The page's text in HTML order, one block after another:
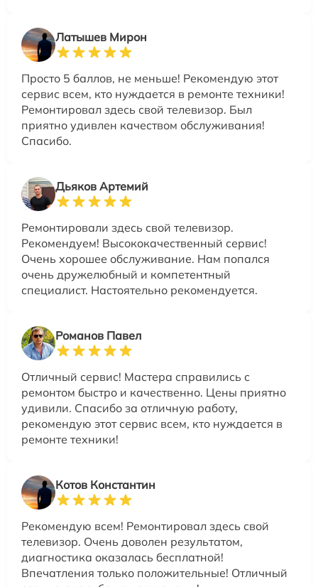
Латышев Мирон
Просто 5 баллов, не меньше! Рекомендую этот
сервис всем, кто нуждается в ремонте техники!
Ремонтировал здесь свой телевизор. Был
приятно удивлен качеством обслуживания!
Спасибо.
Дьяков Артемий
Ремонтировали здесь свой телевизор.
Рекомендуем! Высококачественный сервис!
Очень хорошее обслуживание. Нам попался
очень дружелюбный и компетентный
специалист. Настоятельно рекомендуется.
Романов Павел
Отличный сервис! Мастера справились с
ремонтом быстро и качественно. Цены приятно
удивили. Спасибо за отличную работу,
рекомендую этот сервис всем, кто нуждается в
ремонте техники!
Котов Константин
Рекомендую всем! Ремонтировал здесь свой
телевизор. Очень доволен результатом,
диагностика оказалась бесплатной!
Впечатления только положительные! Отличный